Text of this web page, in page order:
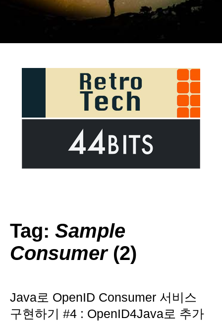
Tag: Sample
Consumer(2)
Java로 OpenID Consumer 서비스
구현하기 #4 : OpenID4Java로 추가